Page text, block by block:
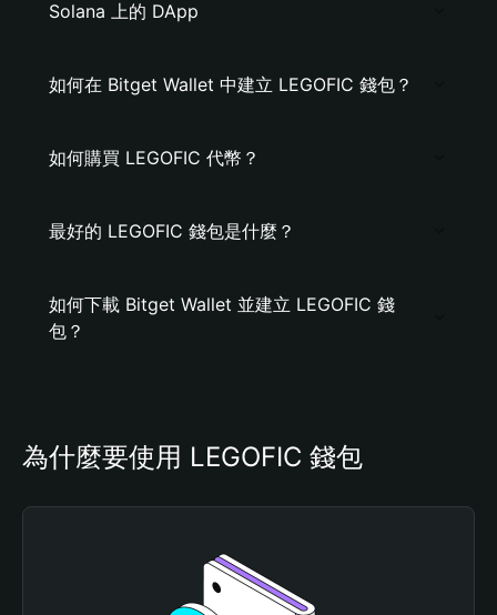
Solana 上的 DApp
如何在 Bitget Wallet 中建立 LEGOFIC 錢包？
如何購買 LEGOFIC 代幣？
最好的 LEGOFIC 錢包是什麼？
如何下載 Bitget Wallet 並建立 LEGOFIC 錢
包？
為什麼要使用 LEGOFIC 錢包